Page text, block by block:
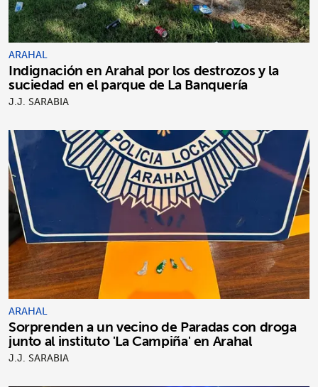
ARAHAL
Indignación en Arahal por los destrozos y la
suciedad en el parque de La Banquería
J.J. SARABIA
ARAHAL
Sorprenden a un vecino de Paradas con droga
junto al instituto 'La Campiña' en Arahal
J.J. SARABIA